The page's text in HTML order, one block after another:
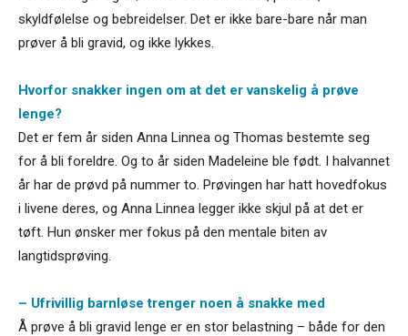
skyldfølelse og bebreidelser. Det er ikke bare-bare når man
prøver å bli gravid, og ikke lykkes.
Hvorfor snakker ingen om at det er vanskelig å prøve
lenge?
Det er fem år siden Anna Linnea og Thomas bestemte seg
for å bli foreldre. Og to år siden Madeleine ble født. I halvannet
år har de prøvd på nummer to. Prøvingen har hatt hovedfokus
i livene deres, og Anna Linnea legger ikke skjul på at det er
tøft. Hun ønsker mer fokus på den mentale biten av
langtidsprøving.
– Ufrivillig barnløse trenger noen å snakke med
Å prøve å bli gravid lenge er en stor belastning – både for den